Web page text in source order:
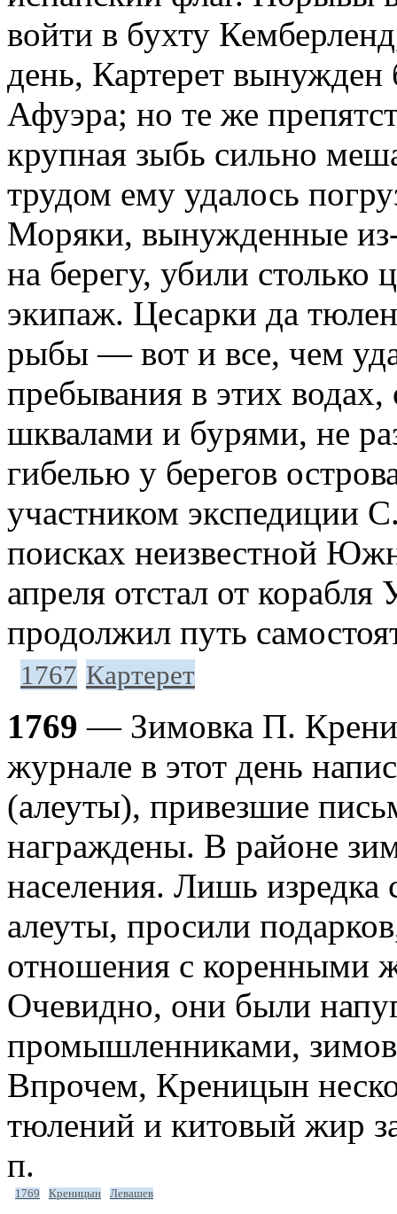
войти в бухту
день, Картерет
Афуэра; но те же
крупная зыбь сильно
трудом ему удалось
Моряки, вынужденные из-
на берегу, убили столько
экипаж. Цесарки да
рыбы — вот и все, чем
пребывания в этих
шквалами и бурями, не
гибелью у берегов
участником экспедиции
поисках неизвестной
апреля отстал от
продолжил путь
1767 Картерет
1769 — Зимовка П.
журнале в этот день
(алеуты), привезшие
награждены. В районе
населения. Лишь изредка
алеуты, просили
отношения с коренными
Очевидно, они были
промышленниками,
Впрочем, Креницын
тюлений и китовый жир
п.
1769 Креницын Левашев